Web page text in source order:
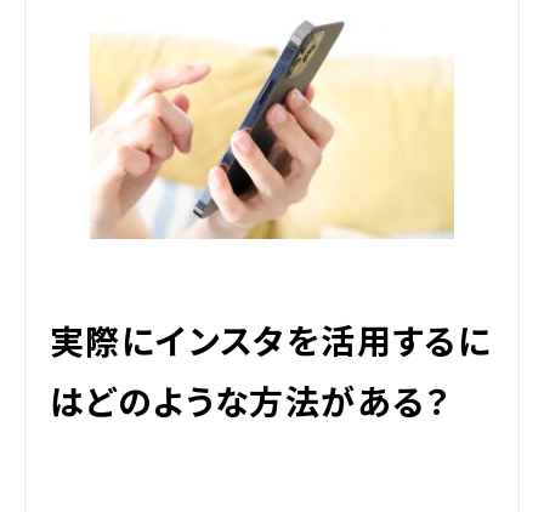
実際にインスタを活用するに
はどのような方法がある？